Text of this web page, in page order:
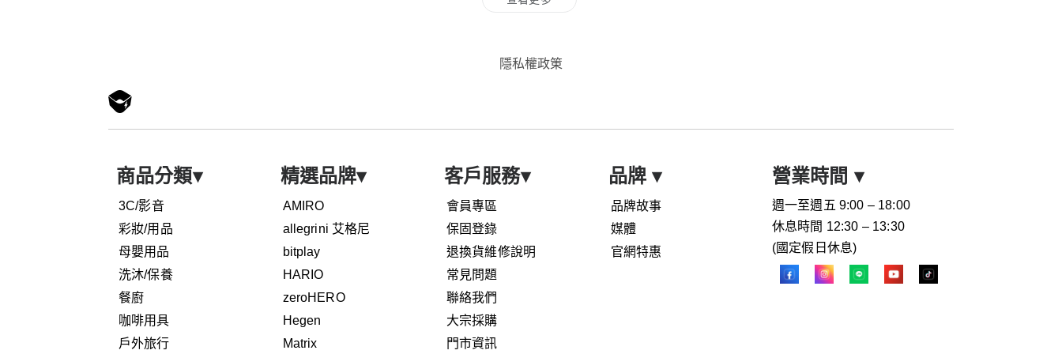
隱私權政䇿
商品分類▾
3C/影音
彩妝/用品
母嬰用品
洗沐/保養
餐廚
咖啡用具
戶外旅行
精選品牌▾
AMIRO
allegrini 艾格尼
bitplay
HARIO
zeroHERO
Hegen
Matrix
客戶服務▾
會員專區
保固登錄
退換貨維修說明
常見問題
聯絡我們
大宗採購
門市資訊
品牌 ▾
品牌故事
媒體
官網特惠
營業時間 ▾
週一至週五 9:00 – 18:00
休息時間 12:30 – 13:30
(國定假日休息)